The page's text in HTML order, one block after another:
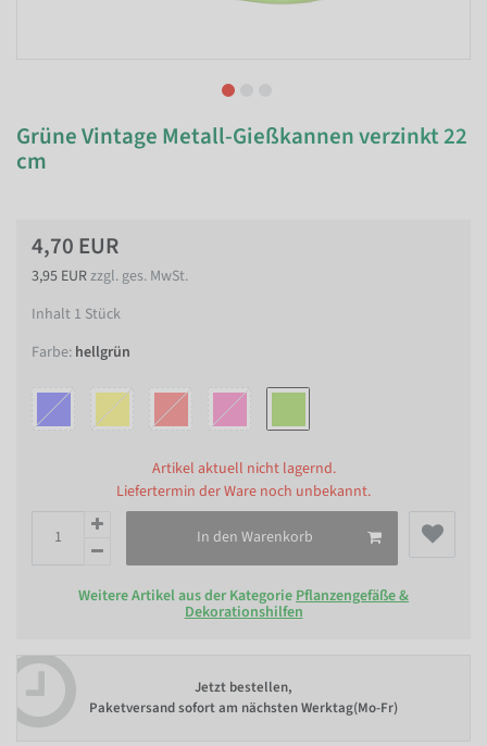
Grüne Vintage Metall-Gießkannen verzinkt 22
cm
4,70 EUR
3,95 EURzzgl. ges. MwSt.
Inhalt 1 Stück
Farbe: hellgrün
Artikel aktuell nicht lagernd.
Liefertermin der Ware noch unbekannt.
In den Warenkorb
Weitere Artikel aus der Kategorie Pflanzengefäße &
Dekorationshilfen
Jetzt bestellen,
Paketversand sofort am nächsten Werktag(Mo-Fr)